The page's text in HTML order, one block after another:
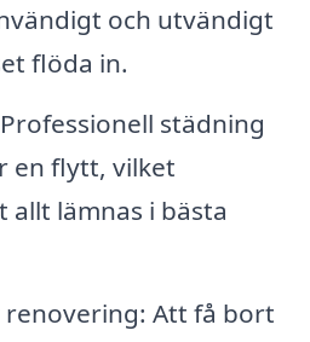
och utvändigt
flöda in.
städning
en flytt, vilket
allt lämnas i bästa
Att få bort